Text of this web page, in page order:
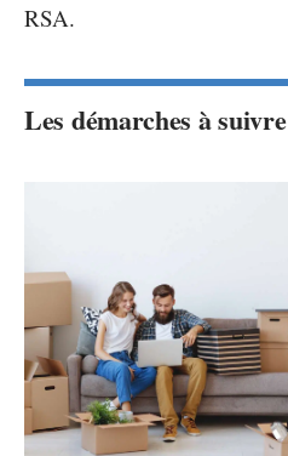
RSA.
Les démarches à suivre